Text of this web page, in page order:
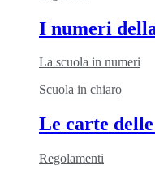
I numeri
La scuola in numeri
Scuola in chiaro
Le carte
Regolamenti